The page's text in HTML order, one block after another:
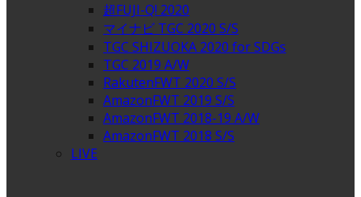
超FUJI-Q! 2020
マイナビ TGC 2020 S/S
TGC SHIZUOKA 2020 for SDGs
TGC 2019 A/W
RakutenFWT 2020 S/S
AmazonFWT 2019 S/S
AmazonFWT 2018-19 A/W
AmazonFWT 2018 S/S
LIVE